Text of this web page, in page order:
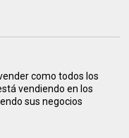
como todos los
vendiendo en los
sus negocios